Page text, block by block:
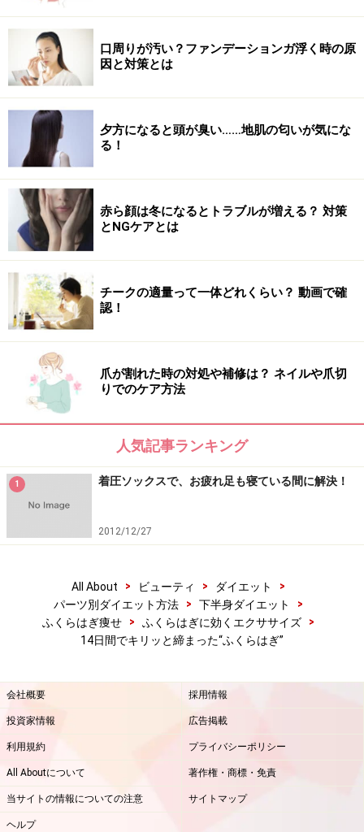
・記事の内容は効果・効用を保証するものではありませ
ん。
・ポーズの目的は病気やケガの診断・治療・回復ではあ
りません。
・エクササイズの最中に異変を感じたらすぐに休みまし
ょう。
・妊娠中や生理痛がひどい方は医師に相談してから行っ
てください。
・事故やケガ等についてはオールアバウトは一切責任を
負いかねます。ケガや故障のないよう十分に注意して行
ってください。
※記事内容は執筆時点のものです。最新の内容をご確認くださ
い。
※ダイエットは個人の体質、また、誤った方法による実践に起因
して体調不良を引き起こす場合があります。実践の際には、必ず
おこなってください。また、全ての方への有効性を保証するもの
ではありません。
【編集部おすすめの購入サイト】
楽天市場で人気のダイエット用品をチェック！
口周りが汚い？ファンデーションガ浮く時の原
因と対策とは
夕方になると頭が臭い……地肌の匂いが気にな
る！
赤ら顔は冬になるとトラブルが増える？ 対策
とNGケアとは
チークの適量って一体どれくらい？ 動画で確
認！
爪が割れた時の対処や補修は？ ネイルや爪切
りでのケア方法
人気記事ランキング
1 着圧ソックスで、お疲れ足も寝ている間に解決！
2012/12/27
All About > ビューティ > ダイエット
>
パーツ別ダイエット方法
> 下半身ダイエット
>
ふくらはぎ痩せ
> ふくらはぎに効くエクササイズ
>
14日間でキリッと締まった“ふくらはぎ”
会社概要 採用情報
投資家情報 広告掲載
利用規約 プライバシーポリシー
All Aboutについて 著作権・商標・免責
当サイトの情報についての注意 サイトマップ
ヘルプ